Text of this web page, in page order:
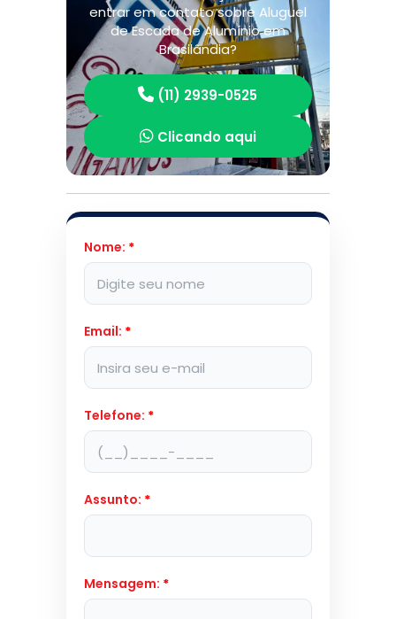
entrar em contato sobre Aluguel
de Escada de Alumínio em
Brasilândia?
(11) 2939-0525
Clicando aqui
Nome: *
Email: *
Telefone: *
Assunto: *
Mensagem: *